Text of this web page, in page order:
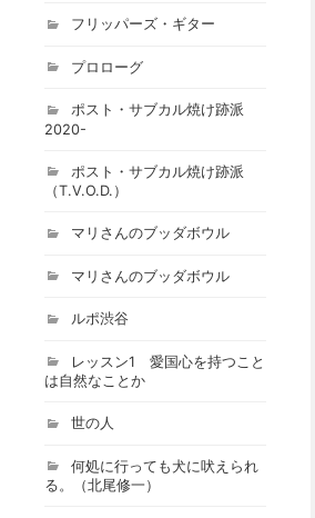
フリッパーズ・ギター
プロローグ
ポスト・サブカル焼け跡派
2020-
ポスト・サブカル焼け跡派
（T.V.O.D.）
マリさんのブッダボウル
マリさんのブッダボウル
ルポ渋谷
レッスン1 愛国心を持つこと
は自然なことか
世の人
何処に行っても犬に吠えられ
る。（北尾修一）